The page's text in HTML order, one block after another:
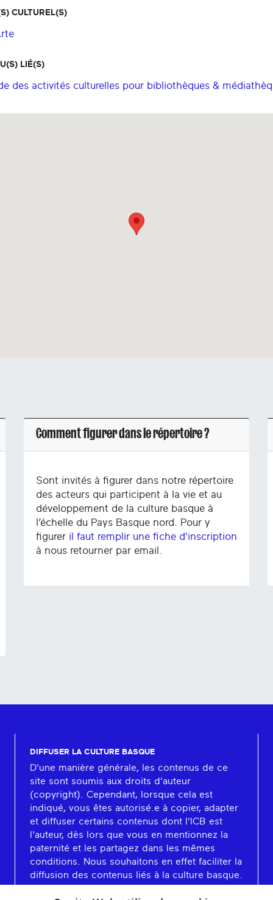
CULTUREL(S)
LIÉ(S)
des activités culturelles pour bibliothèques &
Comment figurer dans le répertoire ?
Sont invités à figurer dans notre répertoire
des acteurs qui participent à la vie et au
développement de la culture basque à
l’échelle du Pays Basque nord. Pour y
figurer il faut remplir une fiche d'inscription
à nous retourner par email.
DIFFUSER LA CULTURE BASQUE
D'une manière générale, les contenus de ce
site sont soumis aux droits d'auteur
(copyright). Cependant, lorsque cela est
indiqué, vous êtes autorisé.e à copier, adapter
et diffuser certains contenus dont l'ICB est
l'auteur, dès lors que vous en mentionnez la
paternité et les partagez dans les mêmes
conditions. Nous souhaitons en effet faciliter la
diffusion des contenus liés à la culture basque.
En savoir plus